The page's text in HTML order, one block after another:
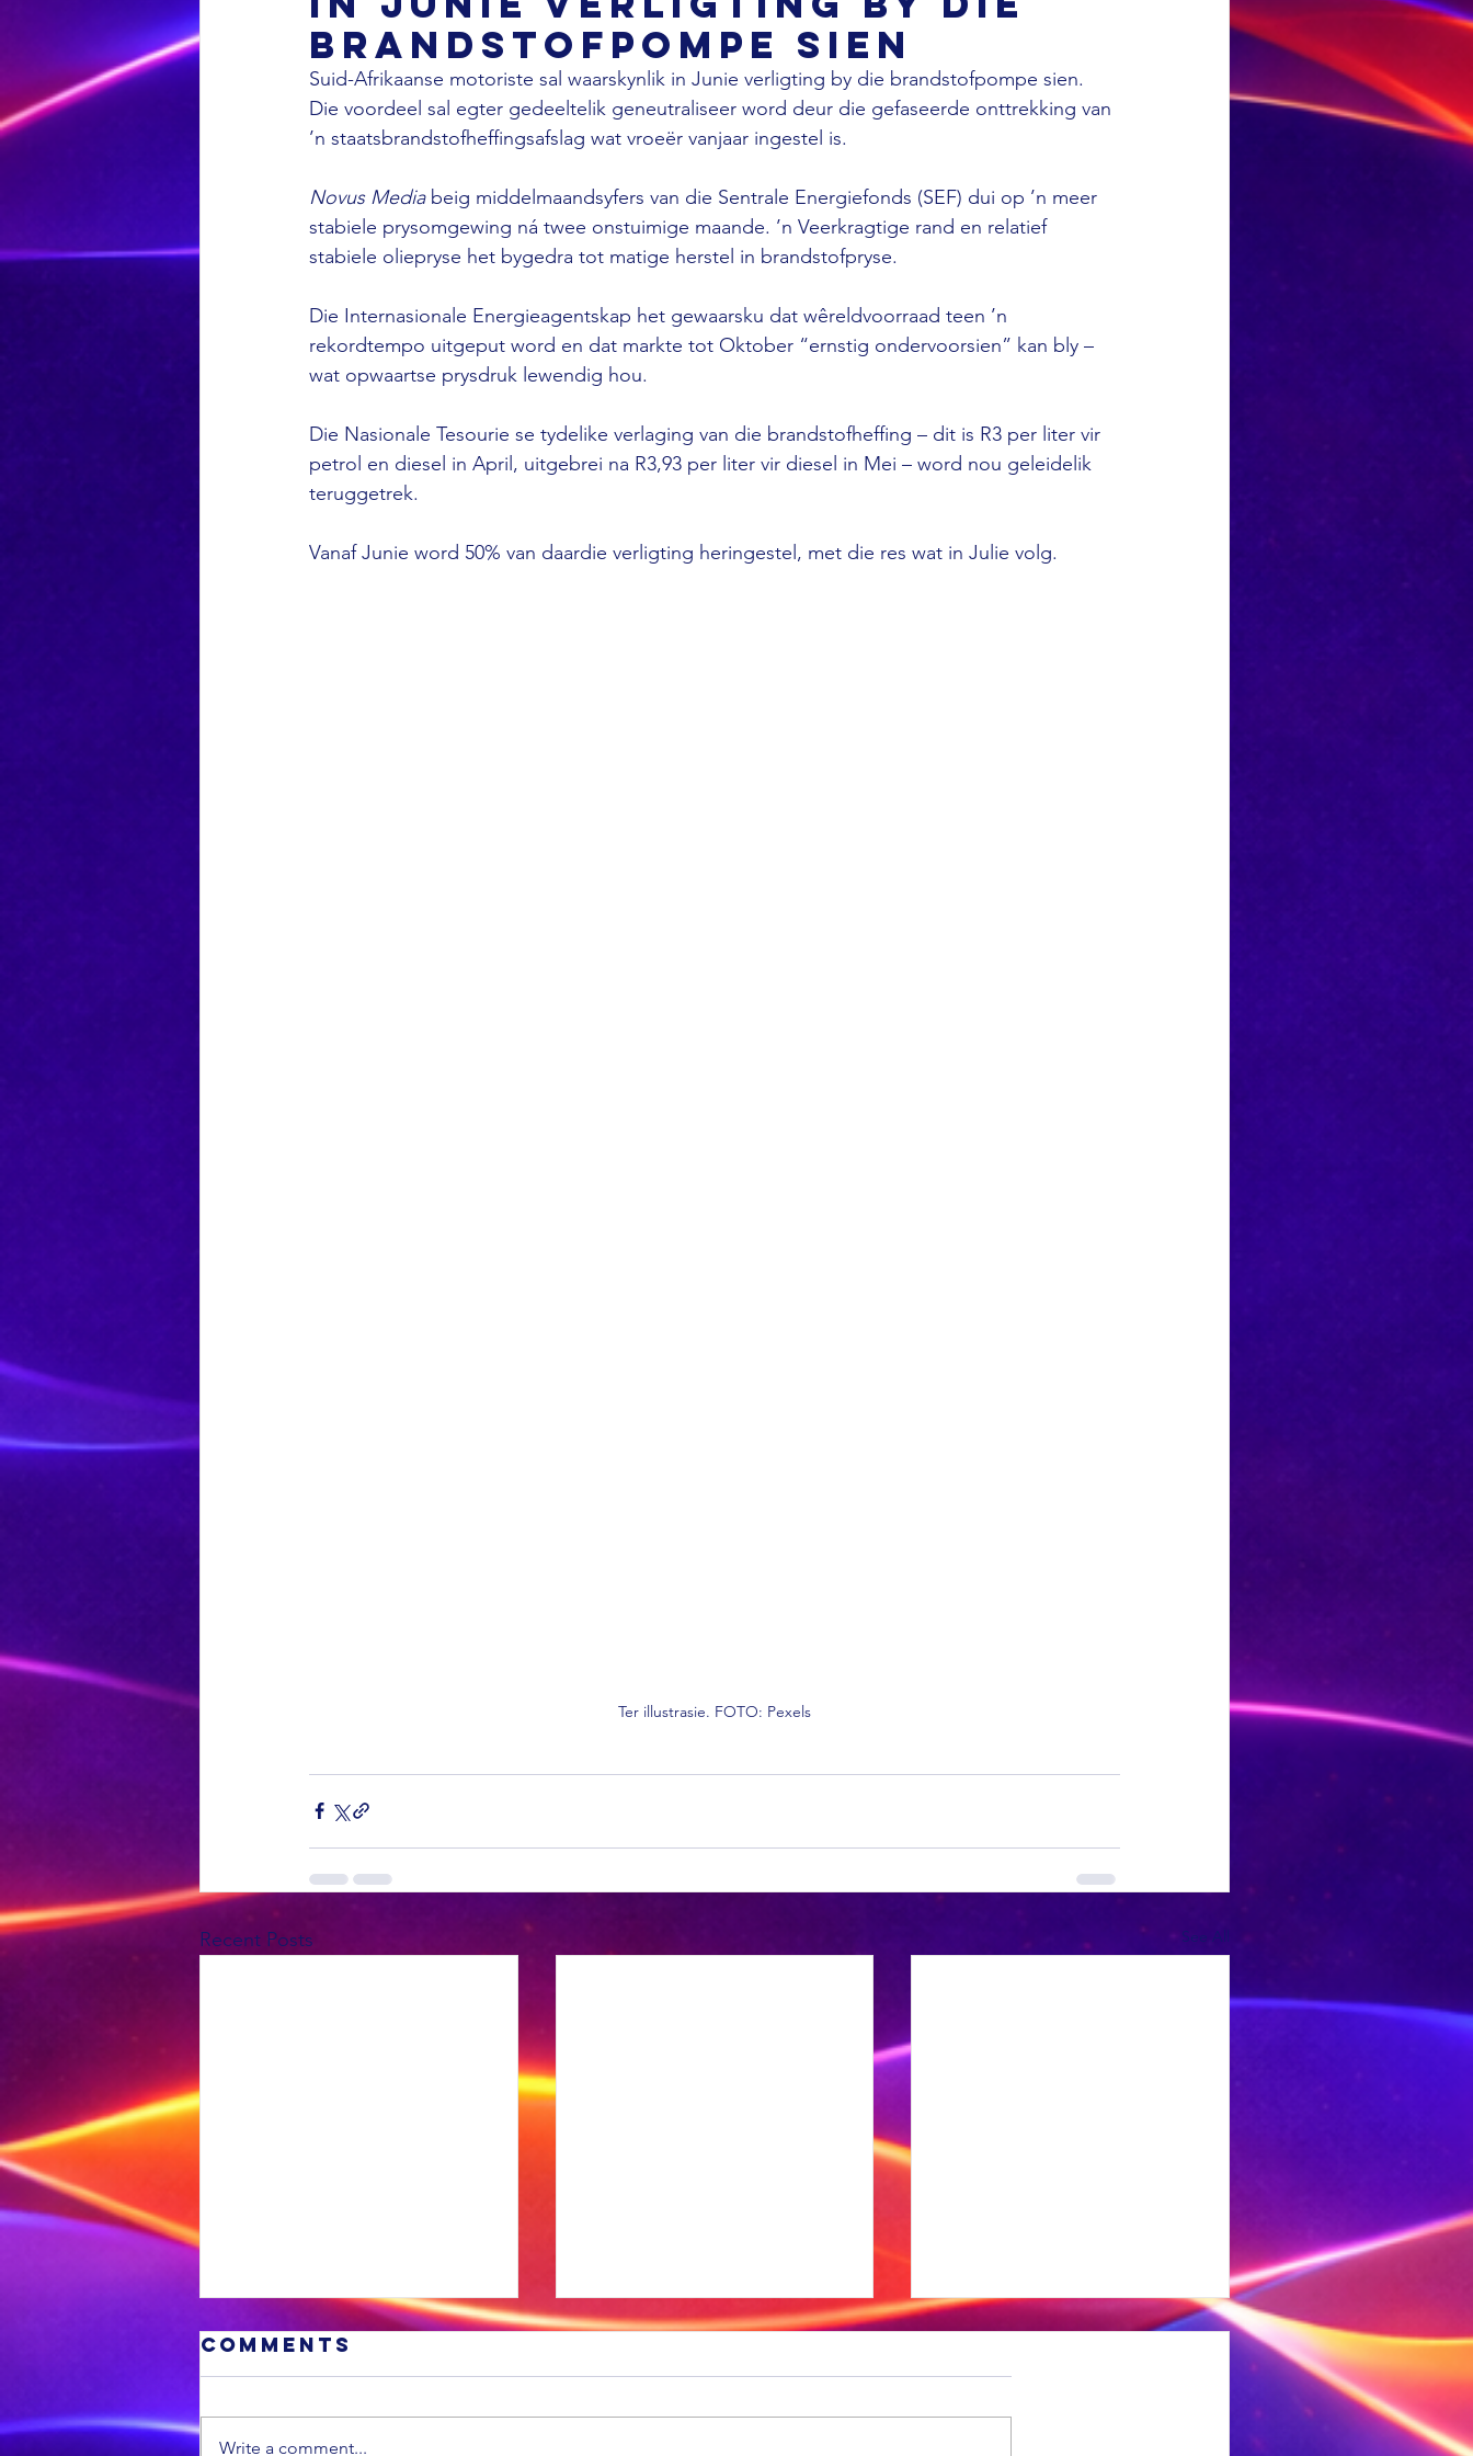
brandstofpompe sien
Suid-Afrikaanse motoriste sal waarskynlik in Junie verligting by die brandstofpompe sien.
Die voordeel sal egter gedeeltelik geneutraliseer word deur die gefaseerde onttrekking van
’n staatsbrandstofheffingsafslag wat vroeër vanjaar ingestel is.
Novus Media beig middelmaandsyfers van die Sentrale Energiefonds (SEF) dui op ’n meer
stabiele prysomgewing ná twee onstuimige maande. ’n Veerkragtige rand en relatief
stabiele oliepryse het bygedra tot matige herstel in brandstofpryse.
Die Internasionale Energieagentskap het gewaarsku dat wêreldvoorraad teen ’n
rekordtempo uitgeput word en dat markte tot Oktober “ernstig ondervoorsien” kan bly –
wat opwaartse prysdruk lewendig hou.
Die Nasionale Tesourie se tydelike verlaging van die brandstofheffing – dit is R3 per liter vir
petrol en diesel in April, uitgebrei na R3,93 per liter vir diesel in Mei – word nou geleidelik
teruggetrek.
Vanaf Junie word 50% van daardie verligting heringestel, met die res wat in Julie volg.
Ter illustrasie. FOTO: Pexels
Recent Posts See All
Comments
Write a comment...